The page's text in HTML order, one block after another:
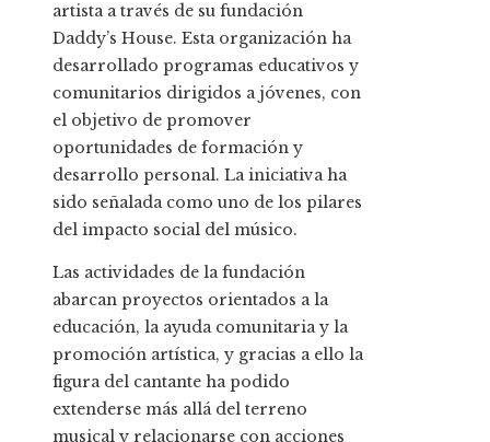
artista a través de su fundación
Daddy’s House. Esta organización ha
desarrollado programas educativos y
comunitarios dirigidos a jóvenes, con
el objetivo de promover
oportunidades de formación y
desarrollo personal. La iniciativa ha
sido señalada como uno de los pilares
del impacto social del músico.
Las actividades de la fundación
abarcan proyectos orientados a la
educación, la ayuda comunitaria y la
promoción artística, y gracias a ello la
figura del cantante ha podido
extenderse más allá del terreno
musical y relacionarse con acciones